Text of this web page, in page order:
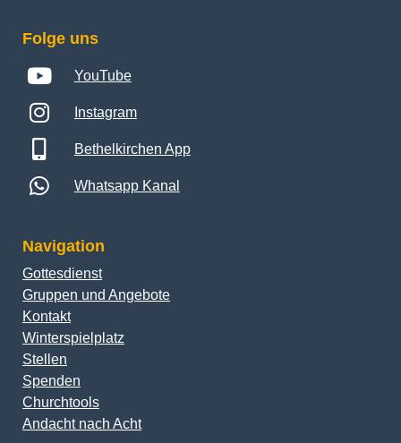
Folge uns
YouTube
Instagram
Bethelkirchen App
Whatsapp Kanal
Navigation
Gottesdienst
Gruppen und Angebote
Kontakt
Winterspielplatz
Stellen
Spenden
Churchtools
Andacht nach Acht